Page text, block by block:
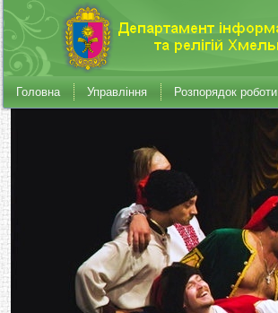
Головна Управління Розпорядок роботи